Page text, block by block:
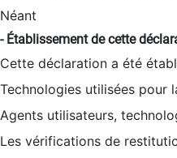
Néant
- Établissement de cette
Cette déclaration a été
Technologies utilisées pour
Agents utilisateurs,
Les vérifications de